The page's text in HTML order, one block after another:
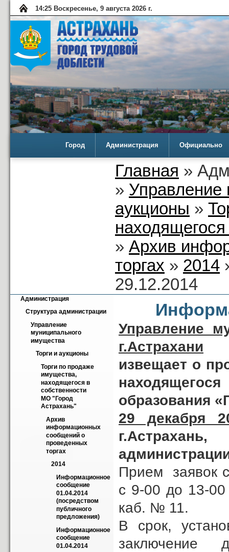
14:25 Воскресенье, 9 августа 2026 г.
Город Администрация Официально
Главная »
» Управление
аукционы »
» Архив
торгах » 2014
29.12.2014
Администрация
Структура администрации
Управление
муниципального
имущества
Торги и аукционы
Торги по продаже
имущества,
находящегося в
собственности
МО "Город
Астрахань"
Архив
информационных
сообщений о
проведенных
торгах
2014
Информационное
сообщение
01.04.2014
(посредством
публичного
предложения)
Информационное
сообщение
01.04.2014
Управление
г.Астрахани
извещает о
образования
29 декабря
Прием заявок
с 9-00 до 13-
каб. № 11.
В срок,
заключение